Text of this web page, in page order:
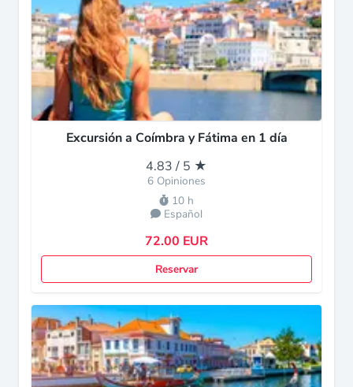
Excursión a Coímbra y Fátima en 1 día
4.83 / 5 ★
6 Opiniones
10 h
Español
72.00 EUR
Reservar